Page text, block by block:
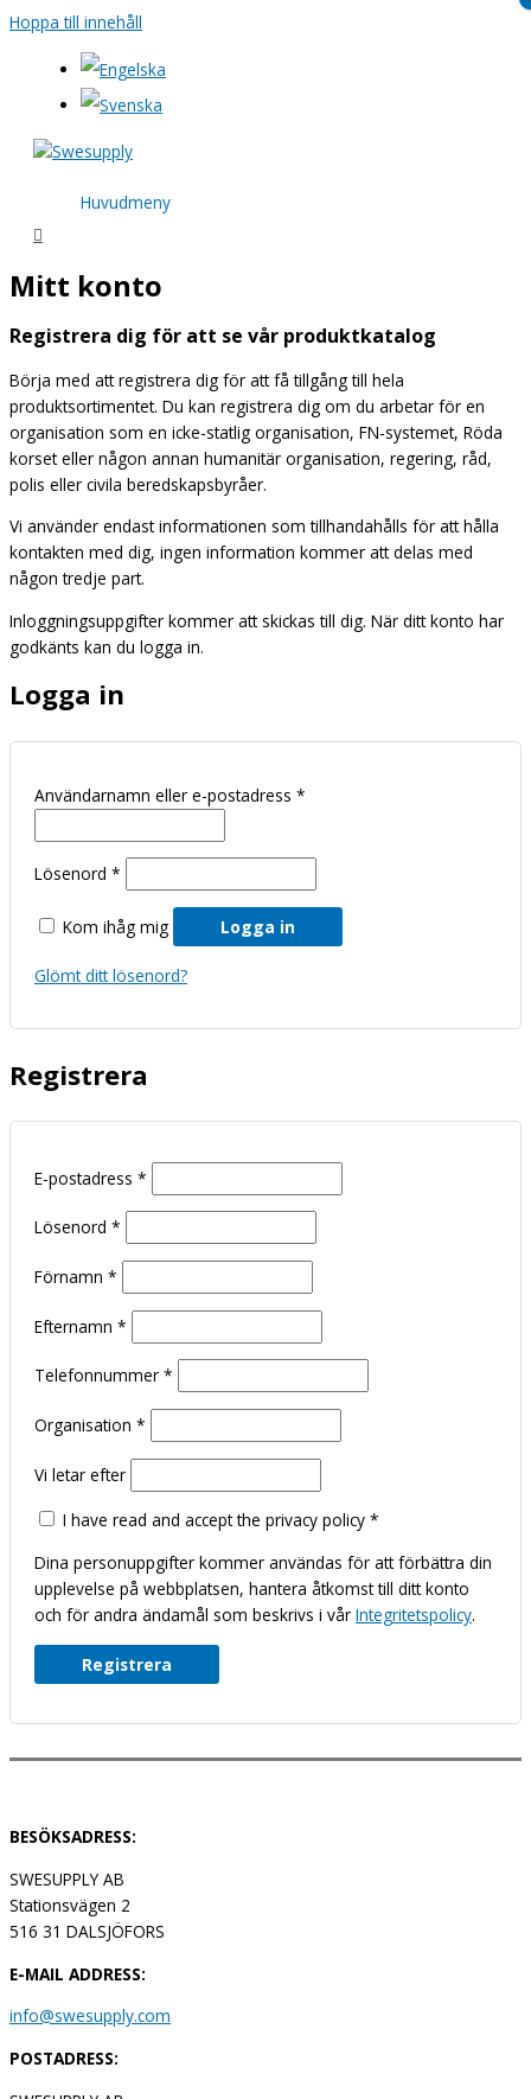
Hoppa till innehåll
Huvudmeny
Mitt konto
Registrera dig för att se vår produktkatalog
Börja med att registrera dig för att få tillgång till hela
produktsortimentet. Du kan registrera dig om du arbetar för en
organisation som en icke-statlig organisation, FN-systemet, Röda
korset eller någon annan humanitär organisation, regering, råd,
polis eller civila beredskapsbyråer.
Vi använder endast informationen som tillhandahålls för att hålla
kontakten med dig, ingen information kommer att delas med
någon tredje part.
Inloggningsuppgifter kommer att skickas till dig. När ditt konto har
godkänts kan du logga in.
Logga in
Användarnamn eller e-postadress *
Lösenord *
Kom ihåg mig Logga in
Glömt ditt lösenord?
Registrera
E-postadress *
Lösenord *
Förnamn *
Efternamn *
Telefonnummer *
Organisation *
Vi letar efter
I have read and accept the privacy policy *
Dina personuppgifter kommer användas för att förbättra din
upplevelse på webbplatsen, hantera åtkomst till ditt konto
och för andra ändamål som beskrivs i vår Integritetspolicy.
Registrera
BESÖKSADRESS:
SWESUPPLY AB
Stationsvägen 2
516 31 DALSJÖFORS
E-MAIL ADDRESS:
info@swesupply.com
POSTADRESS: